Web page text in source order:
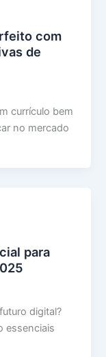
com
de
currículo bem
no mercado
para
digital?
essenciais